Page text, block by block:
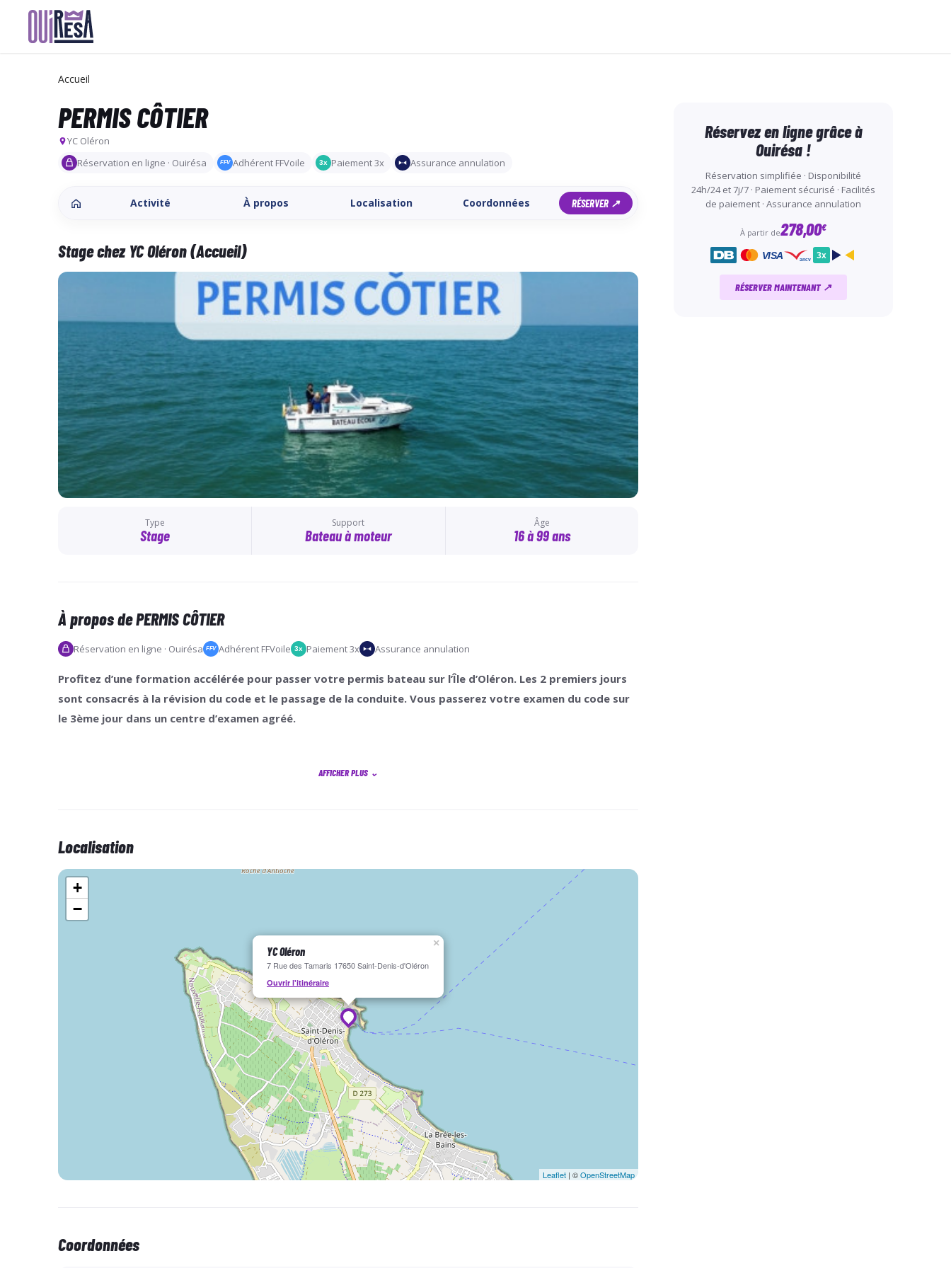
Accueil
PERMIS CÔTIER
YC Oléron
Réservation en ligne · Ouirésa
FFV Adhérent FFVoile 3x Paiement 3x Assurance annulation
Activité À propos Localisation Coordonnées RÉSERVER ↗
Stage chez YC Oléron (Accueil)
Type
Stage
Support
Bateau à moteur
Âge
16 à 99 ans
À propos de PERMIS CÔTIER
Réservation en ligne · Ouirésa FFV Adhérent FFVoile 3x Paiement 3x Assurance annulation
Profitez d’une formation accélérée pour passer votre permis bateau sur l’Île d’Oléron. Les 2 premiers jours
sont consacrés à la révision du code et le passage de la conduite. Vous passerez votre examen du code sur
le 3ème jour dans un centre d’examen agréé.
devra nous être retourné maximum
votre paiement.
3h30 de formation en salle et 1h45 de conduite / Lieu : Yacht Club Oléron
3h30 de formation en salle et 1h45 de conduite / Lieu : Yacht Club Oléron
1h d'examen du code / Lieu : Marennes ou Saint-Pierre d'Oléron en fonction des disponibilités
AFFICHER PLUS ⌄
Localisation
YC Oléron
7 Rue des Tamaris 17650 Saint-Denis-d'Oléron
Ouvrir l'itinéraire
×
+
−
Leaflet | ©OpenStreetMap
Coordonnées
Réservez en ligne grâce à
Ouirésa !
Réservation simplifiée · Disponibilité
24h/24 et 7j/7 · Paiement sécurisé · Facilités
de paiement · Assurance annulation
À partir de278,00€
VISA ancv 3x
RÉSERVER MAINTENANT ↗